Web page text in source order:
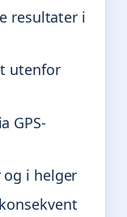
resultater i
utenfor
GPS-
og i helger